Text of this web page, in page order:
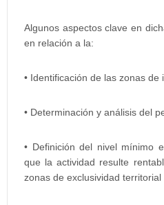
Algunos aspectos clave en
en relación a la:
• Identificación de las zonas
• Determinación y análisis del
• Definición del nivel mínimo
que la actividad resulte
zonas de exclusividad territorial